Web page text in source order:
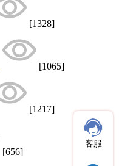
[1328]
[1065]
[1217]
[656]
客服